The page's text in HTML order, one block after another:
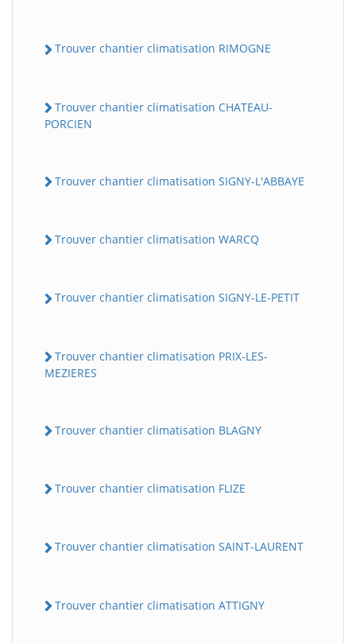
Trouver chantier climatisation RIMOGNE
Trouver chantier climatisation CHATEAU-
PORCIEN
Trouver chantier climatisation SIGNY-L'ABBAYE
Trouver chantier climatisation WARCQ
Trouver chantier climatisation SIGNY-LE-PETIT
Trouver chantier climatisation PRIX-LES-
MEZIERES
Trouver chantier climatisation BLAGNY
Trouver chantier climatisation FLIZE
Trouver chantier climatisation SAINT-LAURENT
Trouver chantier climatisation ATTIGNY